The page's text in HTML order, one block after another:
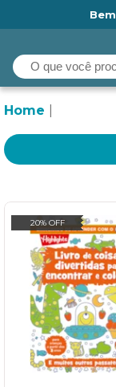
Home
20% OFF